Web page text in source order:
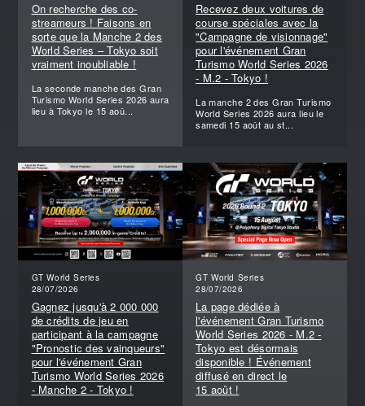
On recherche des co-
streameurs ! Faisons en
sorte que la Manche 2 des
World Series – Tokyo soit
vraiment inoubliable !
La seconde manche des Gran
Turismo World Series 2026 aura
lieu à Tokyo le 15 aoû...
Recevez deux voitures de
course spéciales avec la
"Campagne de visionnage"
pour l'événement Gran
Turismo World Series 2026
- M.2 - Tokyo !
La manche 2 des Gran Turismo
World Series 2026 aura lieu le
samedi 15 août au st...
GT World Series
28/07/2026
Gagnez jusqu'à 2 000 000
de crédits de jeu en
participant à la campagne
"Pronostic des vainqueurs"
pour l'événement Gran
Turismo World Series 2026
- Manche 2 - Tokyo !
GT World Series
28/07/2026
La page dédiée à
l'événement Gran Turismo
World Series 2026 - M.2 -
Tokyo est désormais
disponible ! Événement
diffusé en direct le
15 août !